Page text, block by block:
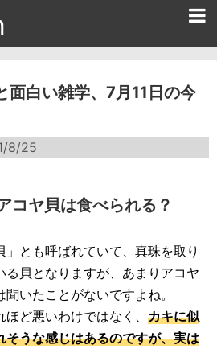
面白い雑学、7月11日の今
8/25
コヤ貝は食べられる？
とも呼ばれていて、真珠を取り
る貝となりますが、あまりアコヤ
いたことがないですよね。
ど悪いわけではなく、 カキに似
そうな感じはあるのですが、実は